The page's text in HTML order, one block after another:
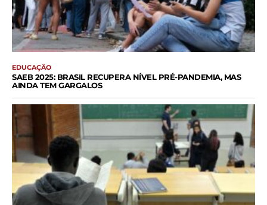
EDUCAÇÃO
SAEB 2025: BRASIL RECUPERA NÍVEL PRÉ-PANDEMIA, MAS
AINDA TEM GARGALOS